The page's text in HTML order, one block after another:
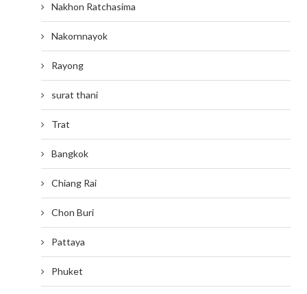
Nakhon Ratchasima
Nakornnayok
Rayong
surat thani
Trat
Bangkok
Chiang Rai
Chon Buri
Pattaya
Phuket